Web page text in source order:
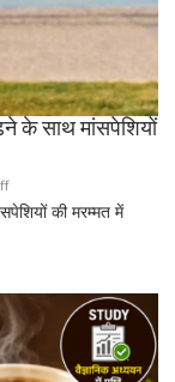
के साथ मांसपेशियों
on
रिसर्चर्स
ऐसा
कंपाउंड
खोजा
है
की मरम्मत में